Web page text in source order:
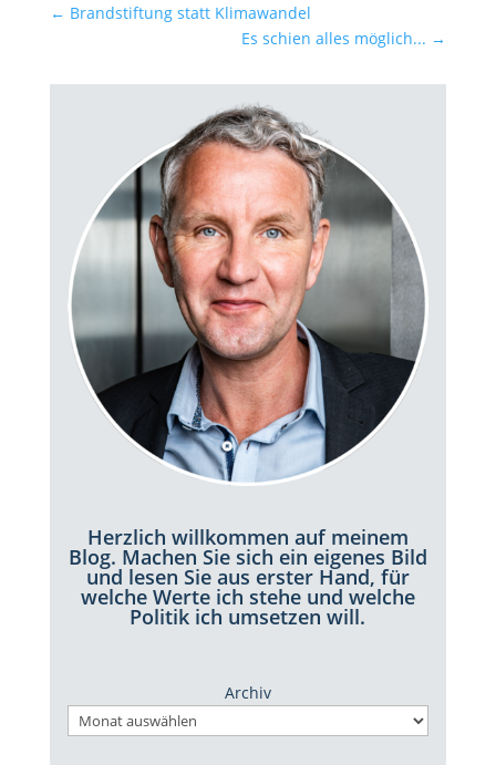
← Brandstiftung statt Klimawandel
Es schien alles möglich... →
Herzlich willkommen auf meinem
Blog. Machen Sie sich ein eigenes Bild
und lesen Sie aus erster Hand, für
welche Werte ich stehe und welche
Politik ich umsetzen will.
Archiv